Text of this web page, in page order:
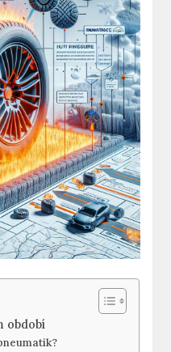
období